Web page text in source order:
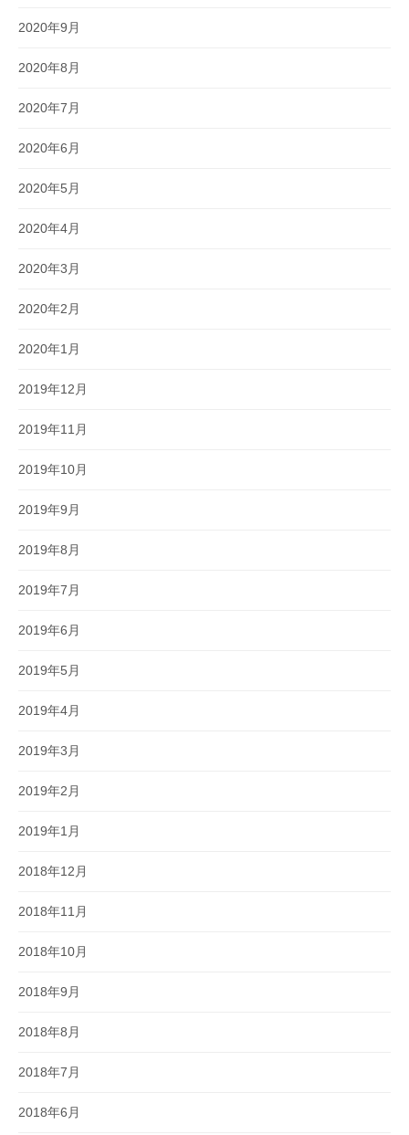
2020年9月
2020年8月
2020年7月
2020年6月
2020年5月
2020年4月
2020年3月
2020年2月
2020年1月
2019年12月
2019年11月
2019年10月
2019年9月
2019年8月
2019年7月
2019年6月
2019年5月
2019年4月
2019年3月
2019年2月
2019年1月
2018年12月
2018年11月
2018年10月
2018年9月
2018年8月
2018年7月
2018年6月